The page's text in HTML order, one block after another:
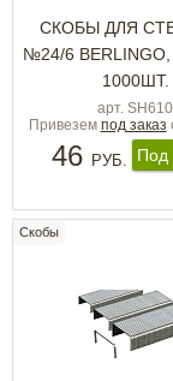
СКОБЫ ДЛЯ
№24/6
1000ШТ.
арт. SH610
Привезем под заказ
46 РУБ. Под
Скобы